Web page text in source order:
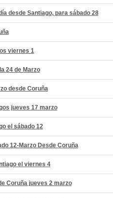
desde Santiago, para sábado 28
viernes 1
24 de Marzo
desde Coruña
jueves 17 marzo
el sábado 12
12-Marzo Desde Coruña
el viernes 4
Coruña jueves 2 marzo